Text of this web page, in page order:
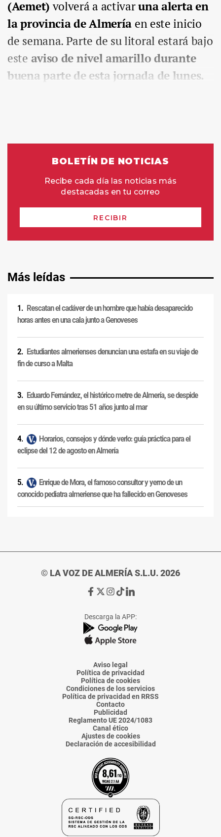
(Aemet)volverá a activaruna alerta en
la provincia de Almería en este inicio
de semana. Parte de su litoral estará bajo
este aviso de nivel amarillo durante
buena parte de esta jornada de lunes.
Más leídas
Rescatan el cadáver de un hombre que había desaparecido
horas antes en una cala junto a Genoveses
Estudiantes almerienses denuncian una estafa en su viaje de
fin de curso a Malta
Eduardo Fernández, el histórico metre de Almería, se despide
en su último servicio tras 51 años junto al mar
Horarios, consejos y dónde verlo: guía práctica para el
eclipse del 12 de agosto en Almería
Enrique de Mora, el famoso consultor y yerno de un
conocido pediatra almeriense que ha fallecido en Genoveses
© LA VOZ DE ALMERÍA S.L.U. 2026
Ir
de
La
Voz
Almería
Ir
de
La
Voz
Almería
Ir
de
La
Voz
Almería
Ir
de
La
Voz
Almería
Ir
de
La
Voz
Descarga la APP:
Aviso legal
Política de privacidad
Política de cookies
Condiciones de los servicios
Política de privacidad en RRSS
Contacto
Publicidad
Reglamento UE 2024/1083
Canal ético
Ajustes de cookies
Declaración de accesibilidad